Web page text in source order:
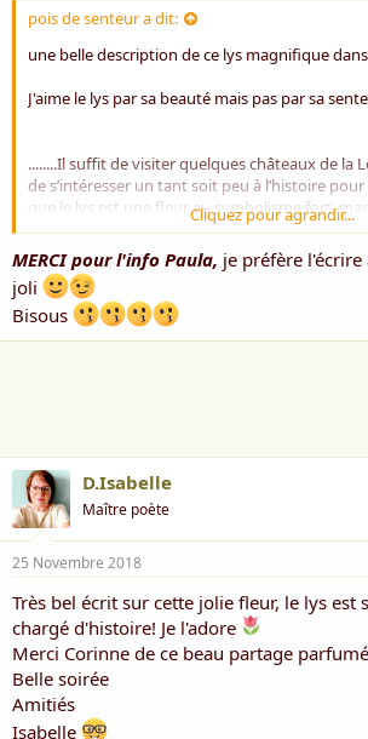
pois de senteur a dit:
une belle description de ce lys magnifique
J'aime le lys par sa beauté mais pas par sa
........Il suffit de visiter quelques châteaux de la
de s’intéresser un tant soit peu à l’histoire
que le lys est une fleur au symbolisme fort,
notamment des rois de France, depuis bien
l’anecdote, il faut savoir que les deux
lys ou lis.......Voir la pièce jointe 2726.
Cliquez pour agrandir...
MERCI pour l'info Paula, je préfère l'écrire
joli
Bisous
D.Isabelle
Maître poète
25 Novembre 2018
Très bel écrit sur cette jolie fleur, le lys est
chargé d'histoire! Je l'adore
Merci Corinne de ce beau partage parfumé
Belle soirée
Amitiés
Isabelle